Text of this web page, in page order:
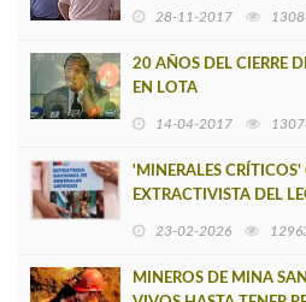
28-11-2017
20 AÑOS DEL CIERRE
EN LOTA
14-04-2017
'MINERALES
EXTRACTIVISTA DEL
23-02-2026
MINEROS DE MINA